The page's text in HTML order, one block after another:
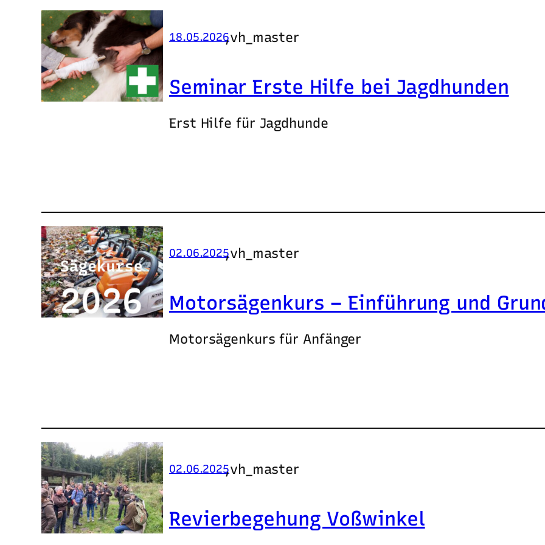
18.05.2026
,vh_master
Seminar Erste Hilfe bei Jagdhunden
Erst Hilfe für Jagdhunde
02.06.2025
,vh_master
Motorsägenkurs – Einführung und
Motorsägenkurs für Anfänger
02.06.2025
,vh_master
Revierbegehung Voßwinkel